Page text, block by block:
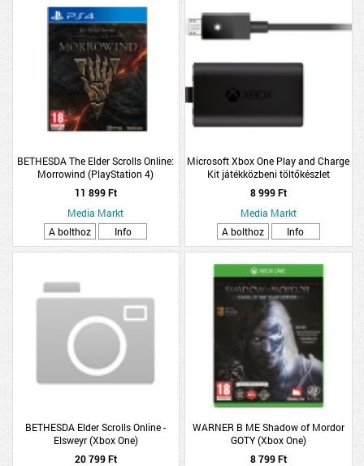
BETHESDA The Elder Scrolls Online:
Morrowind (PlayStation 4)
11 899 Ft
Media Markt
A bolthoz
Info
Microsoft Xbox One Play and Charge
Kit játékközbeni töltőkészlet
8 999 Ft
Media Markt
A bolthoz
Info
BETHESDA Elder Scrolls Online -
Elsweyr (Xbox One)
20 799 Ft
WARNER B ME Shadow of Mordor
GOTY (Xbox One)
8 799 Ft